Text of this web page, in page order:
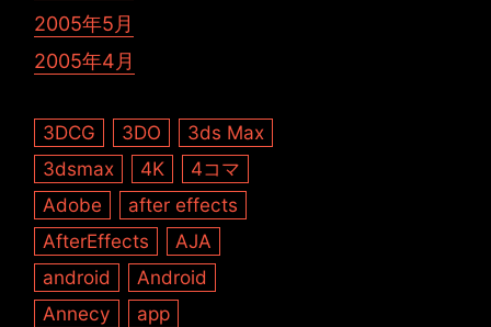
2005年5月
2005年4月
3DCG 3DO
3ds Max
3dsmax
4K
4コマ
Adobe
after effects
AfterEffects
AJA
android
Android
Annecy
app